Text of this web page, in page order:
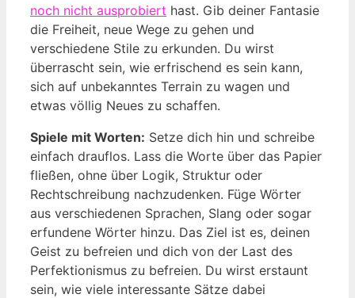
noch nicht ausprobiert hast. Gib deiner Fantasie
die Freiheit, neue Wege zu gehen und
verschiedene Stile zu erkunden. Du wirst
überrascht sein, wie erfrischend es sein kann,
sich auf unbekanntes Terrain zu wagen und
etwas völlig Neues zu schaffen.
Spiele mit Worten: Setze dich hin und schreibe
einfach drauflos. Lass die Worte über das Papier
fließen, ohne über Logik, Struktur oder
Rechtschreibung nachzudenken. Füge Wörter
aus verschiedenen Sprachen, Slang oder sogar
erfundene Wörter hinzu. Das Ziel ist es, deinen
Geist zu befreien und dich von der Last des
Perfektionismus zu befreien. Du wirst erstaunt
sein, wie viele interessante Sätze dabei